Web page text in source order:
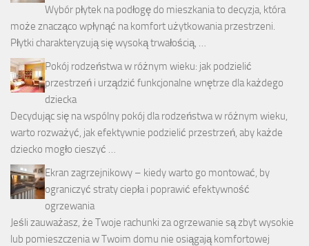
Wybór płytek na podłogę do mieszkania to decyzja, która
może znacząco wpłynąć na komfort użytkowania przestrzeni.
Płytki charakteryzują się wysoką trwałością, …
Pokój rodzeństwa w różnym wieku: jak podzielić
przestrzeń i urządzić funkcjonalne wnętrze dla każdego
dziecka
Decydując się na wspólny pokój dla rodzeństwa w różnym wieku,
warto rozważyć, jak efektywnie podzielić przestrzeń, aby każde
dziecko mogło cieszyć …
Ekran zagrzejnikowy – kiedy warto go montować, by
ograniczyć straty ciepła i poprawić efektywność
ogrzewania
Jeśli zauważasz, że Twoje rachunki za ogrzewanie są zbyt wysokie
lub pomieszczenia w Twoim domu nie osiągają komfortowej